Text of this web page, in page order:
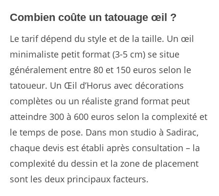
Combien coûte un tatouage œil ?
Le tarif dépend du style et de la taille. Un œil
minimaliste petit format (3-5 cm) se situe
généralement entre 80 et 150 euros selon le
tatoueur. Un Œil d’Horus avec décorations
complètes ou un réaliste grand format peut
atteindre 300 à 600 euros selon la complexité et
le temps de pose. Dans mon studio à Sadirac,
chaque devis est établi après consultation – la
complexité du dessin et la zone de placement
sont les deux principaux facteurs.